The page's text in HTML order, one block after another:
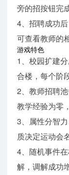
旁的招按钮完
4、招聘成功
可查看教师的
游戏特色
1、校园扩建
合楼，每个阶
2、教师招聘
教学经验为零
3、属性分智
质决定运动会
4、随机事件
解，调解成功